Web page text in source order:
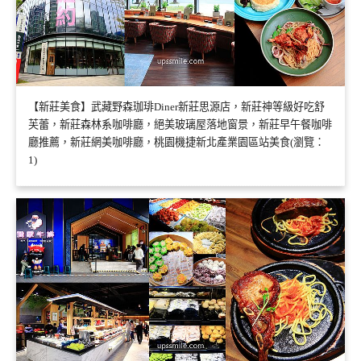
【新莊美食】武藏野森珈琲Diner新莊思源店，新莊神等級好吃舒
芙蕾，新莊森林系咖啡廳，絕美玻璃屋落地窗景，新莊早午餐咖啡
廳推薦，新莊網美咖啡廳，桃園機捷新北產業園區站美食(瀏覽：
1)